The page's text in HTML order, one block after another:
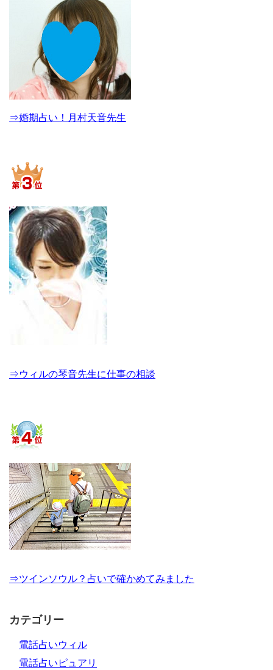
⇒婚期占い！月村天音先生
⇒ウィルの琴音先生に仕事の相談
⇒ツインソウル？占いで確かめてみました
カテゴリー
電話占いウィル
電話占いピュアリ